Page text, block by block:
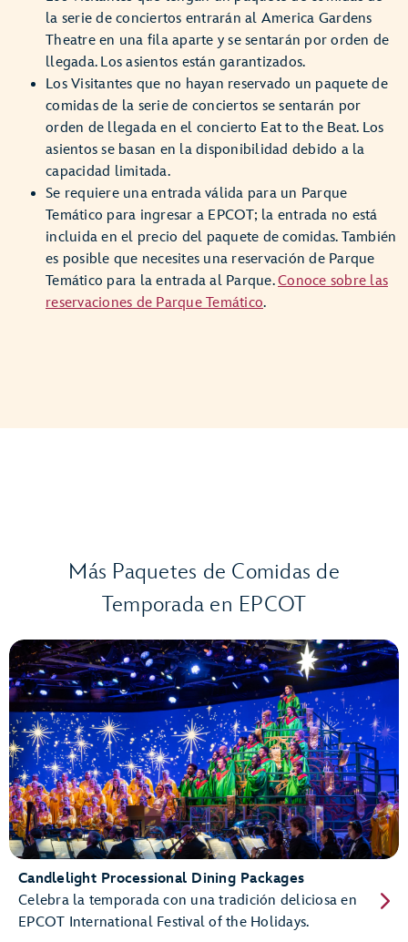
la serie de conciertos entrarán al America Gardens
Theatre en una fila aparte y se sentarán por orden de
llegada. Los asientos están garantizados.
Los Visitantes que no hayan reservado un paquete de
comidas de la serie de conciertos se sentarán por
orden de llegada en el concierto Eat to the Beat. Los
asientos se basan en la disponibilidad debido a la
capacidad limitada.
Se requiere una entrada válida para un Parque
Temático para ingresar a EPCOT; la entrada no está
incluida en el precio del paquete de comidas. También
es posible que necesites una reservación de Parque
Temático para la entrada al Parque.Conoce sobre las
reservaciones de Parque Temático.
Más Paquetes de Comidas de
Temporada en EPCOT
Candlelight Processional Dining Packages
Celebra la temporada con una tradición deliciosa en
EPCOT International Festival of the Holidays.